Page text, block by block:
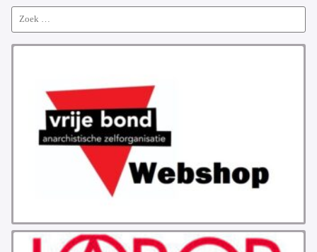
CONTRIBUTIE
CONTACT
GROEPEN
ANARCHISTISCHE GROEP A’DAM
ANARCHISTISCH COLLECTIEF BRUGGE
Search
for: